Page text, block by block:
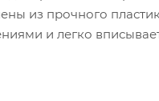
из прочного
и легко